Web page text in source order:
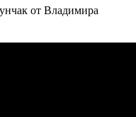
от Владимира